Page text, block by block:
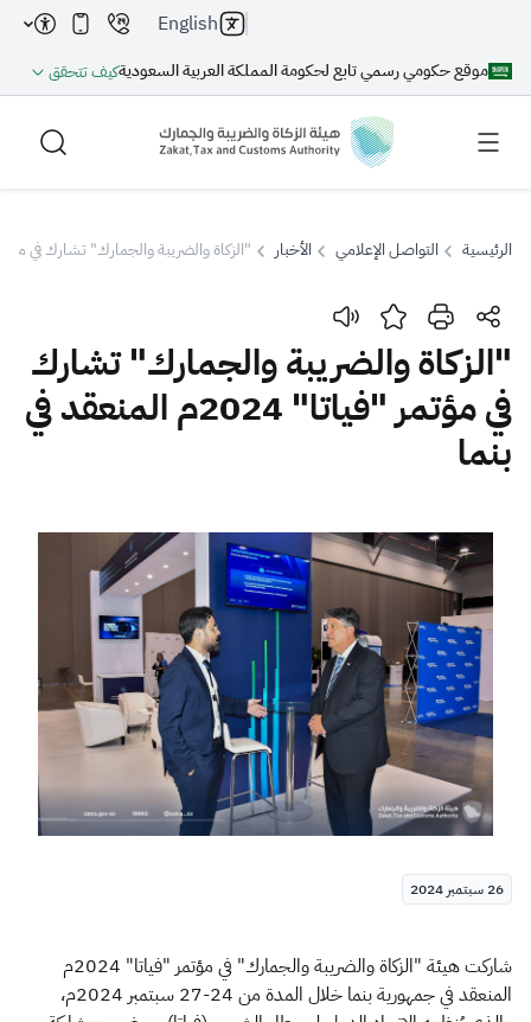
موقع حكومي رسمي تابع لحكومة المملكة العربية السعوديةكيف تتحقق
English
بحث
بحث بحث AI
اقتراحات
الزكاة الجمارك
ضريبة القيمة المضافة
الإقرار الضريبي
التصرفات العقارية
الرئيسية التواصل الإعلامي الأخبار "الزكاة والضريبة والجمارك" تشارك في مؤتمر "فياتا" 2024م
"الزكاة والضريبة والجمارك" تشارك
في مؤتمر "فياتا" 2024م المنعقد في
بنما
26 سبتمبر 2024
شاركت هيئة "الزكاة والضريبة والجمارك" في مؤتمر "فياتا" 2024م
المنعقد في جمهورية بنما خلال المدة من 24-27 سبتمبر 2024م،